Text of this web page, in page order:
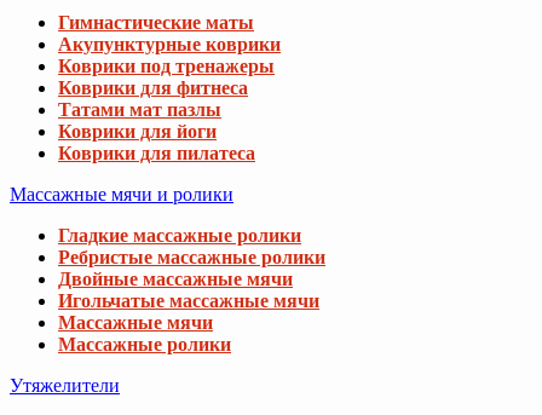
Гимнастические маты
Акупунктурные коврики
Коврики под тренажеры
Коврики для фитнеса
Татами мат пазлы
Коврики для йоги
Коврики для пилатеса
Массажные мячи и ролики
Гладкие массажные ролики
Ребристые массажные ролики
Двойные массажные мячи
Игольчатые массажные мячи
Массажные мячи
Массажные ролики
Утяжелители